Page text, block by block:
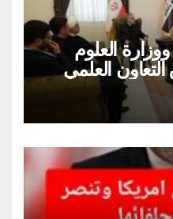
العلوم
التعاون العلمي